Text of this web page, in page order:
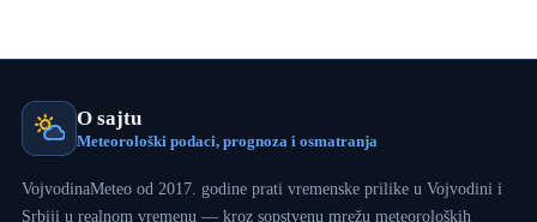
O sajtu
Meteorološki podaci, prognoza i osmatranja
VojvodinaMeteo od 2017. godine prati vremenske prilike u Vojvodini i
Srbiji u realnom vremenu — kroz sopstvenu mrežu meteoroloških